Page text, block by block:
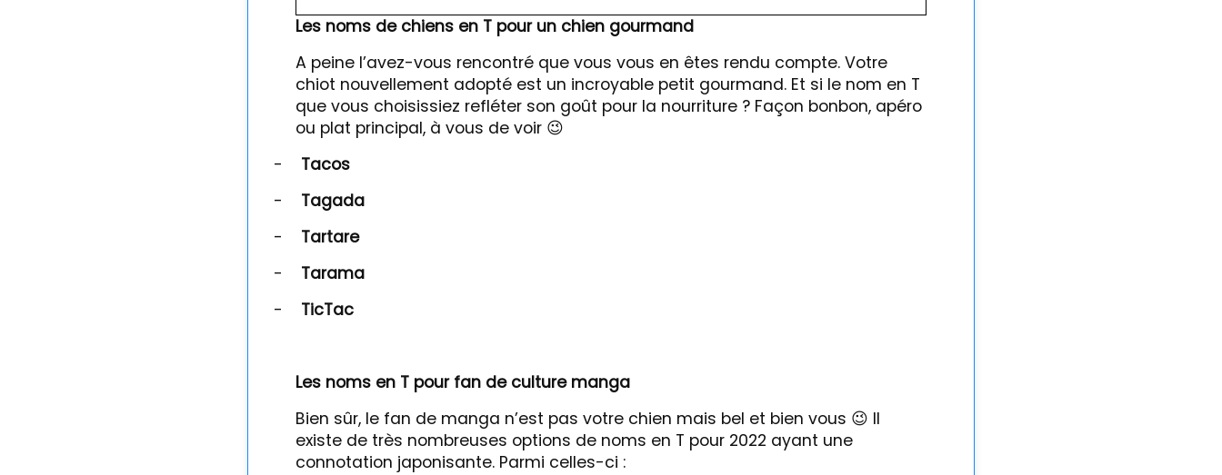
Les noms de chiens en T pour un chien gourmand
A peine l’avez-vous rencontré que vous vous en êtes rendu compte. Votre
chiot nouvellement adopté est un incroyable petit gourmand. Et si le nom en T
que vous choisissiez refléter son goût pour la nourriture ? Façon bonbon, apéro
ou plat principal, à vous de voir 😉
-
Tacos
-
Tagada
-
Tartare
-
Tarama
-
TicTac
Les noms en T pour fan de culture manga
Bien sûr, le fan de manga n’est pas votre chien mais bel et bien vous 😉 Il
existe de très nombreuses options de noms en T pour 2022 ayant une
connotation japonisante. Parmi celles-ci :